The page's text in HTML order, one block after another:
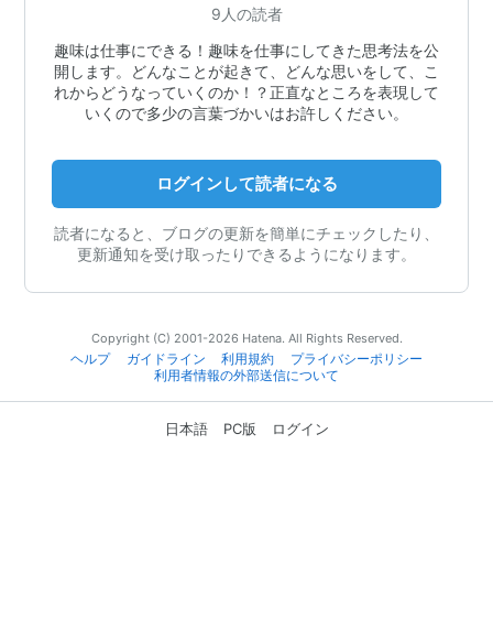
9人の読者
趣味は仕事にできる！趣味を仕事にしてきた思考法を公
開します。どんなことが起きて、どんな思いをして、こ
れからどうなっていくのか！？正直なところを表現して
いくので多少の言葉づかいはお許しください。
ログインして読者になる
読者になると、ブログの更新を簡単にチェックしたり、
更新通知を受け取ったりできるようになります。
Copyright (C) 2001-2026 Hatena. All Rights Reserved.
ヘルプ
ガイドライン 利用規約
プライバシーポリシー
利用者情報の外部送信について
日本語 PC版 ログイン